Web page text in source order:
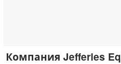
Компания Jefferies